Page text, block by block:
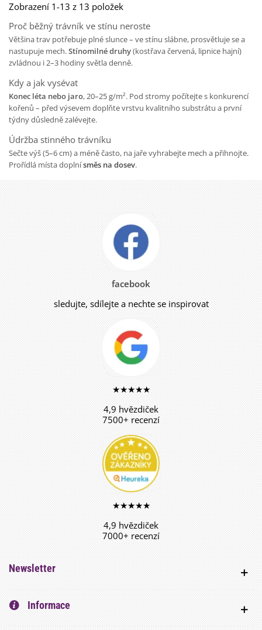
Zobrazení 1-13 z 13 položek
Proč běžný trávník ve stínu neroste
Většina trav potřebuje plné slunce – ve stínu slábne, prosvětluje se a
nastupuje mech.Stínomilné druhy(kostřava červená, lipnice hajní)
zvládnou i 2–3 hodiny světla denně.
Kdy a jak vysévat
Konec léta nebo jaro, 20–25 g/m². Pod stromy počítejte s konkurencí
kořenů – před výsevem doplňte vrstvu kvalitního substrátu a první
týdny důsledně zalévejte.
Údržba stinného trávníku
Sečte výš (5–6 cm) a méně často, na jaře vyhrabejte mech a přihnojte.
Prořídlá místa doplnísměs na dosev.
facebook
sledujte, sdílejte a nechte se inspirovat
★★★★★
4,9 hvězdiček
7500+ recenzí
★★★★★
4,9 hvězdiček
7000+ recenzí
Newsletter
Informace